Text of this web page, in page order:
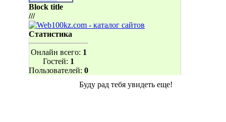
Block title
///
Статистика
Онлайн всего: 1
Гостей: 1
Пользователей: 0
Буду рад тебя увидеть еще!